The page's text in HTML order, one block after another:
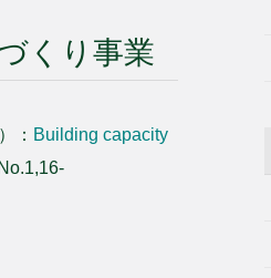
くり事業
： Building capacity